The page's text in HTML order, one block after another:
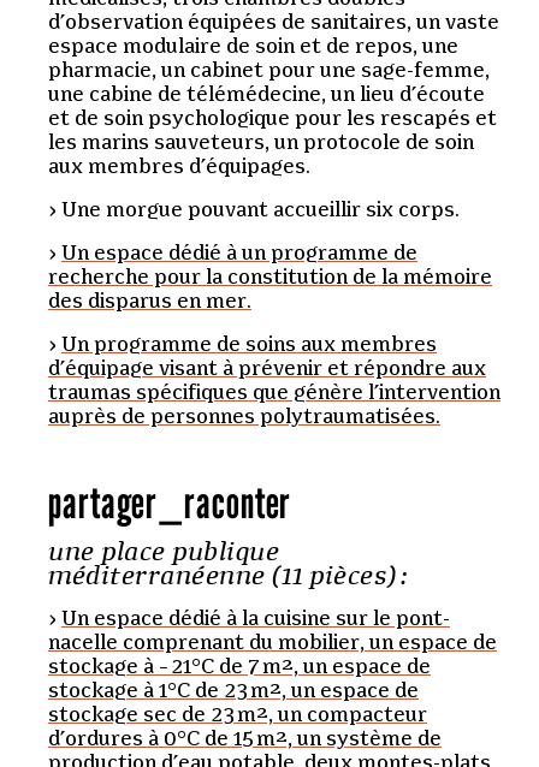
d’observation équipées de sanitaires, un vaste
espace modulaire de soin et de repos, une
pharmacie, un cabinet pour une sage-femme,
une cabine de télémédecine, un lieu d’écoute
et de soin psychologique pour les rescapés et
les marins sauveteurs, un protocole de soin
aux membres d’équipages.
Une morgue pouvant accueillir six corps.
Un espace dédié à un programme de
recherche pour la constitution de la mémoire
des disparus en mer.
Un programme de soins aux membres
d’équipage visant à prévenir et répondre aux
traumas spécifiques que génère l’intervention
auprès de personnes polytraumatisées.
partager _raconter
une place publique
méditerranéenne (11 pièces) :
Un espace dédié à la cuisine sur le pont-
nacelle comprenant du mobilier, un espace de
stockage à – 21°C de 7 m², un espace de
stockage à 1°C de 23 m², un espace de
stockage sec de 23 m², un compacteur
d’ordures à 0°C de 15 m², un système de